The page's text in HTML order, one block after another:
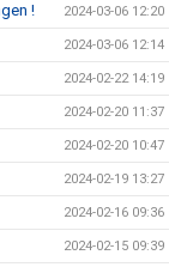
! 2024-03-06 12:20
2024-03-06 12:14
2024-02-22 14:19
2024-02-20 11:37
2024-02-20 10:47
2024-02-19 13:27
2024-02-16 09:36
2024-02-15 09:39